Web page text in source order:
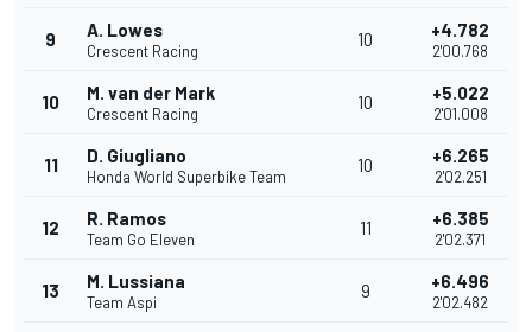
9 A. Lowes
Crescent Racing
10 +4.782
2'00.768
10 M. van der Mark
Crescent Racing
10 +5.022
2'01.008
11 D. Giugliano
Honda World Superbike Team
10 +6.265
2'02.251
12 R. Ramos
Team Go Eleven
11 +6.385
2'02.371
13 M. Lussiana
Team Aspi
9 +6.496
2'02.482